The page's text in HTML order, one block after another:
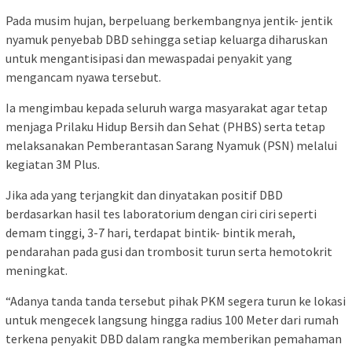
Pada musim hujan, berpeluang berkembangnya jentik- jentik
nyamuk penyebab DBD sehingga setiap keluarga diharuskan
untuk mengantisipasi dan mewaspadai penyakit yang
mengancam nyawa tersebut.
Ia mengimbau kepada seluruh warga masyarakat agar tetap
menjaga Prilaku Hidup Bersih dan Sehat (PHBS) serta tetap
melaksanakan Pemberantasan Sarang Nyamuk (PSN) melalui
kegiatan 3M Plus.
Jika ada yang terjangkit dan dinyatakan positif DBD
berdasarkan hasil tes laboratorium dengan ciri ciri seperti
demam tinggi, 3-7 hari, terdapat bintik- bintik merah,
pendarahan pada gusi dan trombosit turun serta hemotokrit
meningkat.
“Adanya tanda tanda tersebut pihak PKM segera turun ke lokasi
untuk mengecek langsung hingga radius 100 Meter dari rumah
terkena penyakit DBD dalam rangka memberikan pemahaman